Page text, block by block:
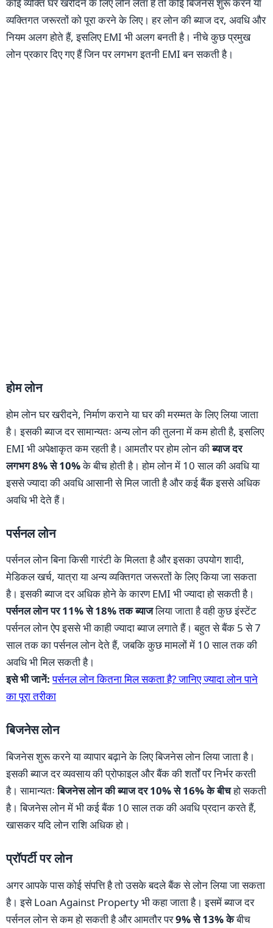
व्यक्तिगत जरूरतों को पूरा करने के लिए। हर लोन की ब्याज दर, अवधि और
नियम अलग होते हैं, इसलिए EMI भी अलग बनती है। नीचे कुछ प्रमुख
लोन प्रकार दिए गए हैं जिन पर लगभग इतनी EMI बन सकती है।
होम लोन
होम लोन घर खरीदने, निर्माण कराने या घर की मरम्मत के लिए लिया जाता
है। इसकी ब्याज दर सामान्यतः अन्य लोन की तुलना में कम होती है, इसलिए
EMI भी अपेक्षाकृत कम रहती है। आमतौर पर होम लोन कीब्याज दर
लगभग 8% से 10%के बीच होती है। होम लोन में 10 साल की अवधि या
इससे ज्यादा की अवधि आसानी से मिल जाती है और कई बैंक इससे अधिक
अवधि भी देते हैं।
पर्सनल लोन
पर्सनल लोन बिना किसी गारंटी के मिलता है और इसका उपयोग शादी,
मेडिकल खर्च, यात्रा या अन्य व्यक्तिगत जरूरतों के लिए किया जा सकता
है। इसकी ब्याज दर अधिक होने के कारण EMI भी ज्यादा हो सकती है।
पर्सनल लोन पर 11% से 18% तक ब्याजलिया जाता है वही कुछ इंस्टेंट
पर्सनल लोन ऐप इससे भी काही ज्यादा ब्याज लगाते हैं। बहुत से बैंक 5 से 7
साल तक का पर्सनल लोन देते हैं, जबकि कुछ मामलों में 10 साल तक की
अवधि भी मिल सकती है।
इसे भी जानें: पर्सनल लोन कितना मिल सकता है? जानिए ज्यादा लोन पाने
का पूरा तरीका
बिजनेस लोन
बिजनेस शुरू करने या व्यापार बढ़ाने के लिए बिजनेस लोन लिया जाता है।
इसकी ब्याज दर व्यवसाय की प्रोफाइल और बैंक की शर्तों पर निर्भर करती
है। सामान्यतःबिजनेस लोन की ब्याज दर 10% से 16% के बीचहो सकती
है। बिजनेस लोन में भी कई बैंक 10 साल तक की अवधि प्रदान करते हैं,
खासकर यदि लोन राशि अधिक हो।
प्रॉपर्टी पर लोन
अगर आपके पास कोई संपत्ति है तो उसके बदले बैंक से लोन लिया जा सकता
है। इसे Loan Against Property भी कहा जाता है। इसमें ब्याज दर
पर्सनल लोन से कम हो सकती है और आमतौर पर9% से 13% केबीच